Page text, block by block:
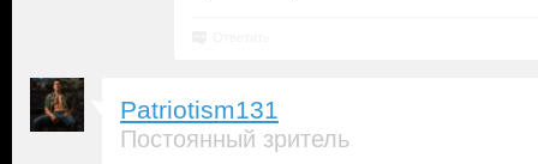
Patriotism131
Постоянный зритель